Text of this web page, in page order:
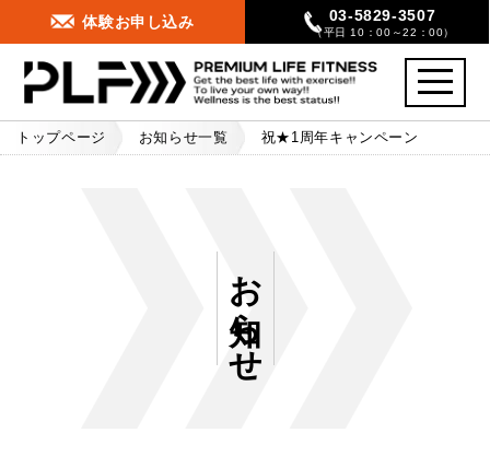
体験お申し込み 03-5829-3507
（平日 10：00～22：00）
toggle
トップページ お知らせ一覧 祝★1周年キャンペーン
お知らせ